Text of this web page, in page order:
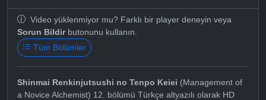
Video yüklenmiyor mu? Farklı bir player deneyin veya
Sorun Bildirbutonunu kullanın.
Tüm Bölümler
Shinmai Renkinjutsushi no Tenpo Keiei (Management of
a Novice Alchemist) 12. bölümü Türkçe altyazılı olarak HD